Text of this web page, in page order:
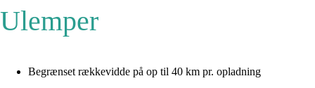
Ulemper
Begrænset rækkevidde på op til 40 km pr. opladning